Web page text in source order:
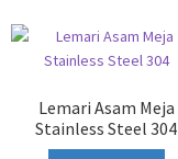
Lemari Asam Meja
Stainless Steel 304